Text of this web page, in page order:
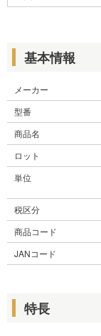
基本情報
メーカー
型番
商品名
ロット
単位
税区分
商品コード
JANコード
特長